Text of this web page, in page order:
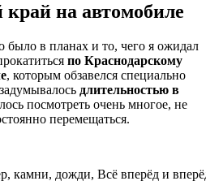
на автомобиле
было в планах и то, чего я ожидал
по Краснодарскому
, которым обзавелся специально
длительностью в
посмотреть очень многое, не
перемещаться.
камни, дожди, Всё вперёд и